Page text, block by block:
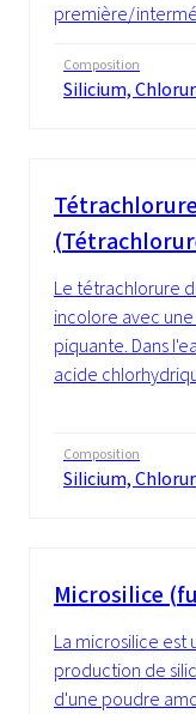
première/
Composition
Silicium,
Le tétrachlorure
incolore avec
piquante. Dans
acide
Composition
Silicium,
Microsilice
La microsilice est
production de
d'une poudre